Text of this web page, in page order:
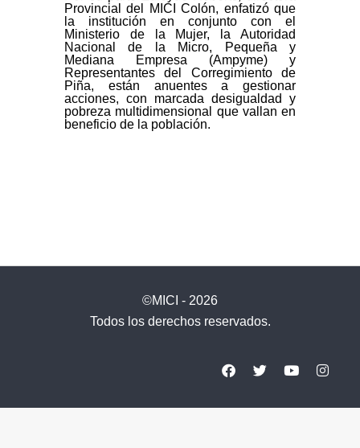
Provincial del MICI Colón, enfatizó que
la institución en conjunto con el
Ministerio de la Mujer, la Autoridad
Nacional de la Micro, Pequeña y
Mediana Empresa (Ampyme) y
Representantes del Corregimiento de
Piña, están anuentes a gestionar
acciones, con marcada desigualdad y
pobreza multidimensional que vallan en
beneficio de la población.
©MICI - 2026
Todos los derechos reservados.